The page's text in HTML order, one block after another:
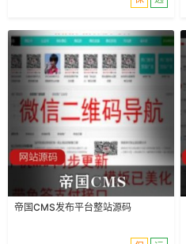
帝国CMS发布平台整站源码